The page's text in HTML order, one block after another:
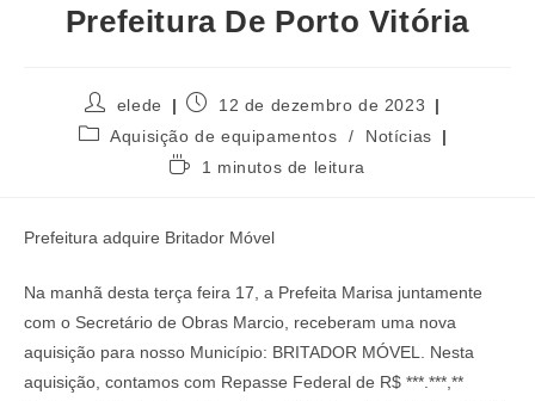
Prefeitura De Porto Vitória
elede
12 de dezembro de 2023
Aquisição de equipamentos
/
Notícias
1 minutos de leitura
Prefeitura adquire Britador Móvel
Na manhã desta terça feira 17, a Prefeita Marisa juntamente
com o Secretário de Obras Marcio, receberam uma nova
aquisição para nosso Município: BRITADOR MÓVEL. Nesta
aquisição, contamos com Repasse Federal de R$ ***.***,**